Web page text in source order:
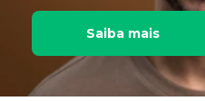
Saiba mais